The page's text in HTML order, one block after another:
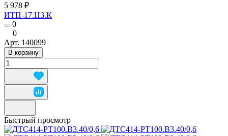
5 978 ₽
ИТП-17.Н3.К
0
0
Арт. 140099
В корзину
Быстрый просмотр